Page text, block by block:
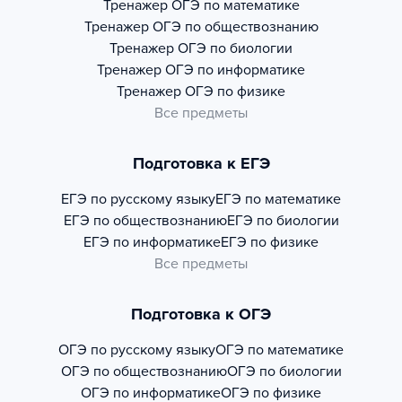
Тренажер ОГЭ по математике
Тренажер ОГЭ по обществознанию
Тренажер ОГЭ по биологии
Тренажер ОГЭ по информатике
Тренажер ОГЭ по физике
Все предметы
Подготовка к ЕГЭ
ЕГЭ по русскому языкуЕГЭ по математике
ЕГЭ по обществознаниюЕГЭ по биологии
ЕГЭ по информатикеЕГЭ по физике
Все предметы
Подготовка к ОГЭ
ОГЭ по русскому языкуОГЭ по математике
ОГЭ по обществознаниюОГЭ по биологии
ОГЭ по информатикеОГЭ по физике